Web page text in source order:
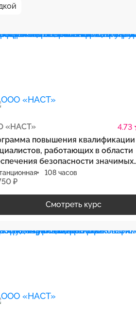
«НАСТ» 4.73
повышения квалификации
работающих в области
безопасности значимых
критической
программа
108 часов
₽
Смотреть курс